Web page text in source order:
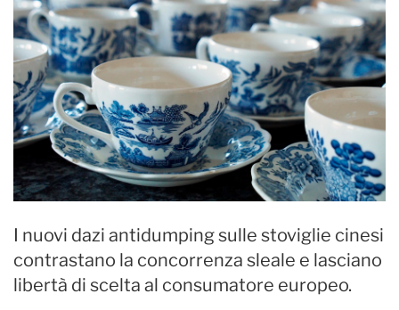
I nuovi dazi antidumping sulle stoviglie cinesi
contrastano la concorrenza sleale e lasciano
libertà di scelta al consumatore europeo.